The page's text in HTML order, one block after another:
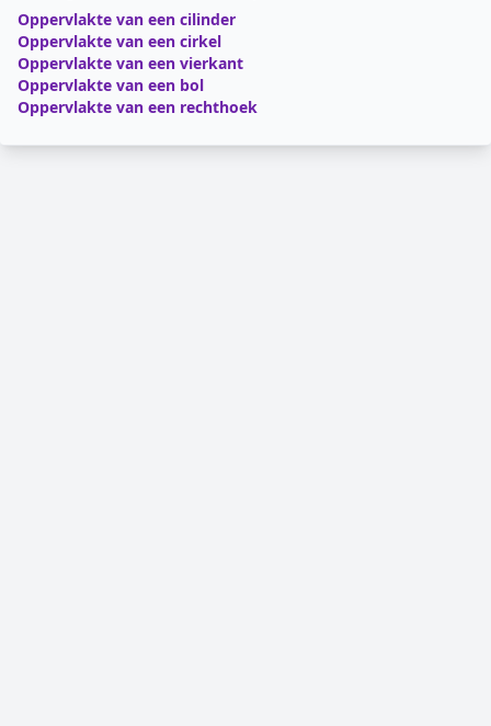
Oppervlakte van een cilinder
Oppervlakte van een cirkel
Oppervlakte van een vierkant
Oppervlakte van een bol
Oppervlakte van een rechthoek